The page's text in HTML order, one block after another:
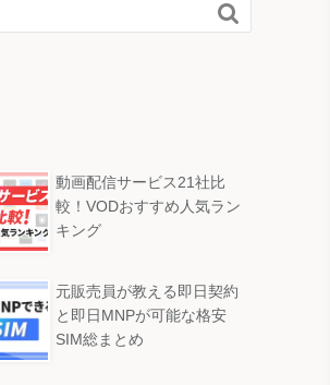

動画配信サービス21社比
較！VODおすすめ人気ラン
キング
元販売員が教える即日契約
と即日MNPが可能な格安
SIM総まとめ